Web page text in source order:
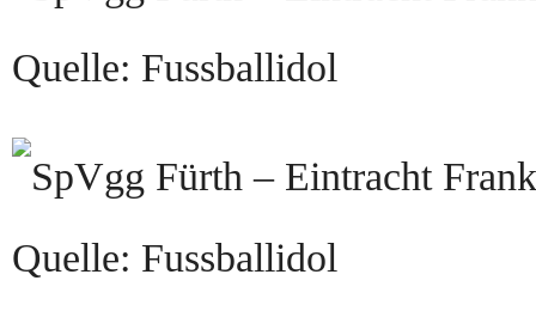
Quelle: Fussballidol
Quelle: Fussballidol